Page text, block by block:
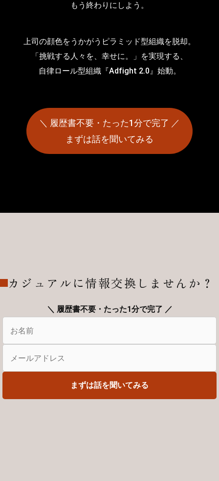
もう終わりにしよう。
上司の顔色をうかがうピラミッド型組織を脱却。
「挑戦する人々を、幸せに。」を実現する、
自律ロール型組織『Adfight 2.0』始動。
＼ 履歴書不要・たった1分で完了 ／
まずは話を聞いてみる
カジュアルに情報交換しませんか？
＼ 履歴書不要・たった1分で完了 ／